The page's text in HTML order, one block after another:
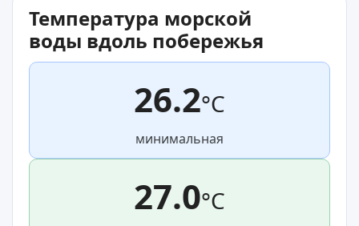
Температура морской
воды вдоль побережья
26.2°C
минимальная
27.0°C